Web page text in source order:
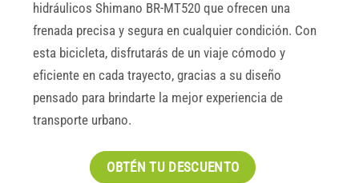
hidráulicos Shimano BR-MT520 que ofrecen una
frenada precisa y segura en cualquier condición. Con
esta bicicleta, disfrutarás de un viaje cómodo y
eficiente en cada trayecto, gracias a su diseño
pensado para brindarte la mejor experiencia de
transporte urbano.
OBTÉN TU DESCUENTO